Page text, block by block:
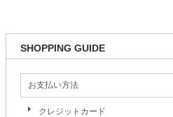
SHOPPING GUIDE
お支払い方法
クレジットカード